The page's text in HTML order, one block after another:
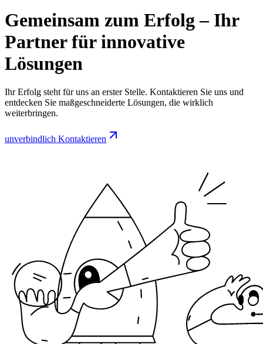
Gemeinsam zum Erfolg – Ihr
Partner für innovative
Lösungen
Ihr Erfolg steht für uns an erster Stelle. Kontaktieren Sie uns und
entdecken Sie maßgeschneiderte Lösungen, die wirklich
weiterbringen.
unverbindlich Kontaktieren